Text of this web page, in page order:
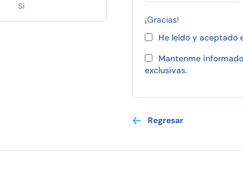
Si
¡Gracias!
He leído y aceptado
Mantenme
exclusivas.
Regresar